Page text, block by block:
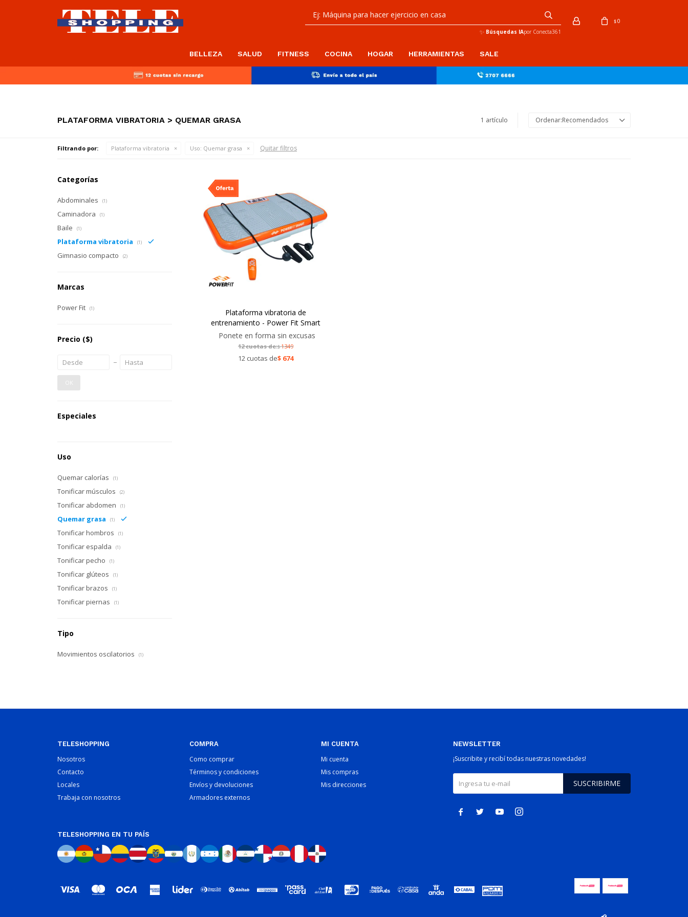
BELLEZA SALUD FITNESS COCINA HOGAR HERRAMIENTAS SALE
✨ Búsquedas IApor Conecta361
$0
PLATAFORMA VIBRATORIA > QUEMAR GRASA 1 artículo Recomendados
Filtrando por: Plataforma vibratoria Uso: Quemar grasa Quitar filtros
Plataforma vibratoria de
entrenamiento - Power Fit Smart
Ponete en forma sin excusas
12 cuotas de:$1349
12 cuotas de$ 674
Categorías
Abdominales (1)
Caminadora (1)
Baile (1)
Plataforma vibratoria (1)
Gimnasio compacto (2)
Marcas
Power Fit (1)
Precio ($)
OK
Especiales
Uso
Quemar calorías (1)
Tonificar músculos (2)
Tonificar abdomen (1)
Quemar grasa (1)
Tonificar hombros (1)
Tonificar espalda (1)
Tonificar pecho (1)
Tonificar glúteos (1)
Tonificar brazos (1)
Tonificar piernas (1)
Tipo
Movimientos oscilatorios (1)
TELESHOPPING
Nosotros
Contacto
Locales
Trabaja con nosotros
COMPRA
Como comprar
Términos y condiciones
Envíos y devoluciones
Armadores externos
MI CUENTA
Mi cuenta
Mis compras
Mis direcciones
NEWSLETTER
¡Suscribite y recibí todas nuestras novedades!
SUSCRIBIRME
   
TELESHOPPING EN TU PAÍS